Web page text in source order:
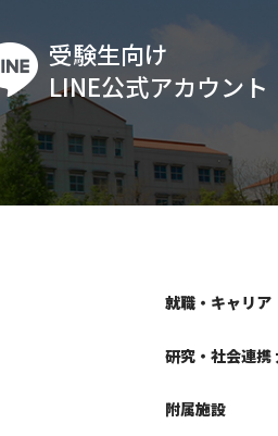
受験生向け
LINE公式アカウント
就職・キャリア
研究・社会連携
附属施設